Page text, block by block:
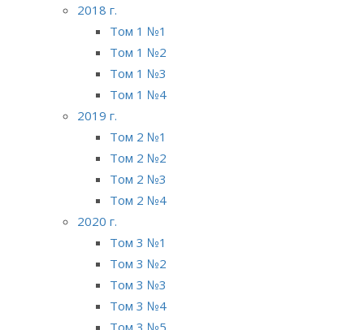
2018 г.
Том 1 №1
Том 1 №2
Том 1 №3
Том 1 №4
2019 г.
Том 2 №1
Том 2 №2
Том 2 №3
Том 2 №4
2020 г.
Том 3 №1
Том 3 №2
Том 3 №3
Том 3 №4
Том 3 №5